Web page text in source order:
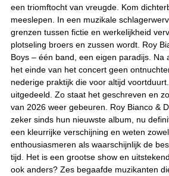
een triomftocht van vreugde. Kom
meeslepen. In een muzikale
grenzen tussen fictie en werkelijkheid
plotseling broers en zussen wordt. Roy
Boys – één band, een eigen paradijs. Na
het einde van het concert geen
nederige praktijk die voor altijd
uitgedeeld. Zo staat het geschreven en
van 2026 weer gebeuren. Roy Bianco &
zeker sinds hun nieuwste album, nu
een kleurrijke verschijning en weten
enthousiasmeren als waarschijnlijk de
tijd. Het is een grootse show en
ook anders? Zes begaafde muzikanten